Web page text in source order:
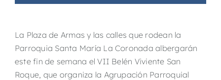
La Plaza de Armas y las calles que rodean la
Parroquia Santa María La Coronada albergarán
este fin de semana el VII Belén Viviente San
Roque, que organiza la Agrupación Parroquial